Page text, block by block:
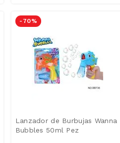
- 70 %
Lanzador de Burbujas Wanna
Bubbles 50ml Pez